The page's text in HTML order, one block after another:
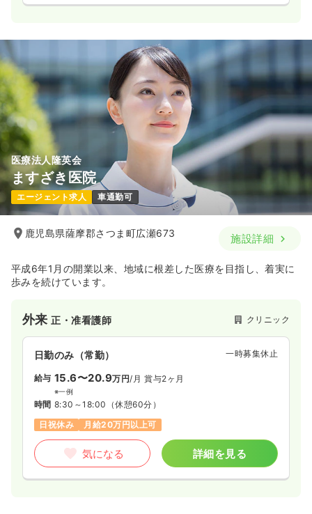
医療法人隆英会
ますざき医院
エージェント求人 車通勤可
鹿児島県薩摩郡さつま町広瀬673 施設詳細
平成6年1月の開業以来、地域に根差した医療を目指し、着実に
歩みを続けています。
外来正・准看護師 クリニック
日勤のみ（常勤） 一時募集休止
給与 15.6〜20.9万円/月 賞与2ヶ月
※一例
時間 8:30～18:00 （休憩60分）
日祝休み
月給20万円以上可
気になる 詳細を見る